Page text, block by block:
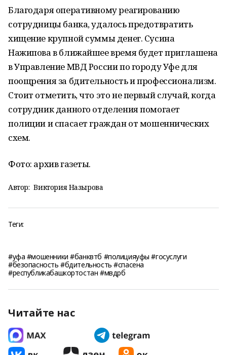
Благодаря оперативному реагированию
сотрудницы банка, удалось предотвратить
хищение крупной суммы денег. Сусина
Нажипова в ближайшее время будет приглашена
в Управление МВД России по городу Уфе для
поощрения за бдительность и профессионализм.
Стоит отметить, что это не первый случай, когда
сотрудник данного отделения помогает
полиции и спасает граждан от мошеннических
схем.
Фото: архив газеты.
Автор: Виктория Назырова
Теги:
#уфа #мошенники #банквтб #полицияуфы #госуслуги
#безопасность #бдительность #спасена
#республикабашкортостан #мвдрб
Читайте нас